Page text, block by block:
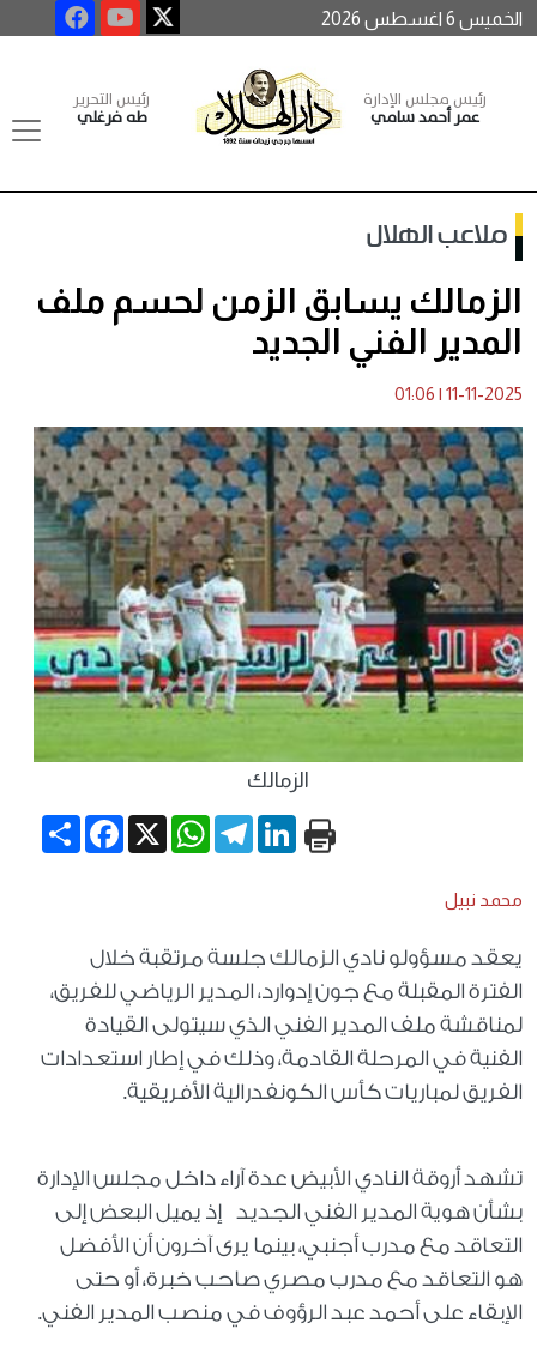
الخميس 6 اغسطس 2026
رئيس مجلس الإدارة
عمر أحمد سامي
رئيس التحرير
طه فرغلي
ملاعب الهلال
الزمالك يسابق الزمن لحسم ملف
المدير الفني الجديد
11-11-2025
|
01:06
الزمالك
Share
Facebook X
WhatsApp
TelegramLinkedIn
محمد نبيل
يعقد مسؤولو نادي الزمالك جلسة مرتقبة خلال
الفترة المقبلة مع جون إدوارد، المدير الرياضي للفريق،
لمناقشة ملف المدير الفني الذي سيتولى القيادة
الفنية في المرحلة القادمة، وذلك في إطار استعدادات
الفريق لمباريات كأس الكونفدرالية الأفريقية.
تشهد أروقة النادي الأبيض عدة آراء داخل مجلس الإدارة
بشأن هوية المدير الفني الجديد إذ يميل البعض إلى
التعاقد مع مدرب أجنبي، بينما يرى آخرون أن الأفضل
هو التعاقد مع مدرب مصري صاحب خبرة، أو حتى
الإبقاء على أحمد عبد الرؤوف في منصب المدير الفني.